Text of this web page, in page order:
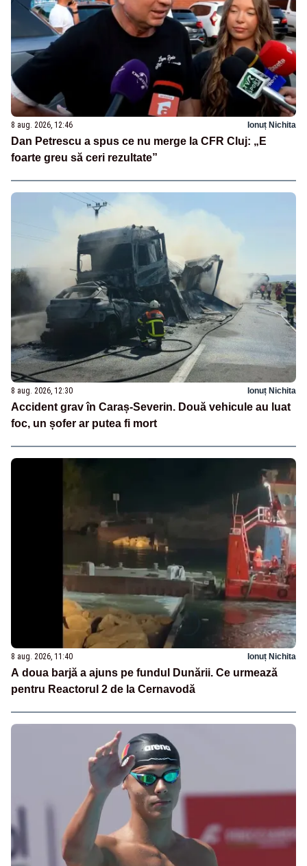
8 aug. 2026, 12:46 Ionuț Nichita
Dan Petrescu a spus ce nu merge la CFR Cluj: „E
foarte greu să ceri rezultate”
8 aug. 2026, 12:30 Ionuț Nichita
Accident grav în Caraș-Severin. Două vehicule au luat
foc, un șofer ar putea fi mort
8 aug. 2026, 11:40 Ionuț Nichita
A doua barjă a ajuns pe fundul Dunării. Ce urmează
pentru Reactorul 2 de la Cernavodă